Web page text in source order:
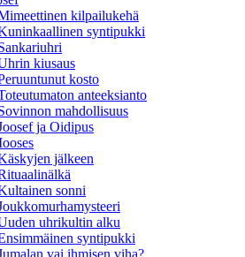
kilpailukehä
syntipukki
kiusaus
kosto
anteeksianto
mahdollisuus
ja Oidipus
jälkeen
sonni
uhrikultin alku
syntipukki
vai ihmisen viha?